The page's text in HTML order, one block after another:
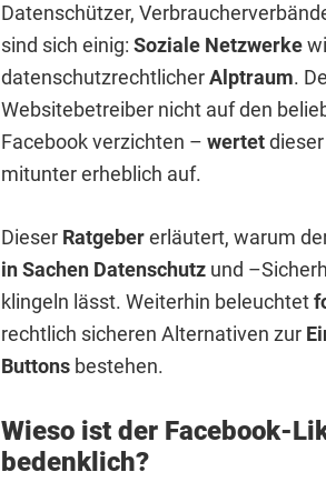
Datenschützer,
sind sich einig: Soziale Netzwerke
datenschutzrechtlicherAlptraum.
Websitebetreiber nicht auf den
Facebook verzichten – wertet
mitunter erheblich auf.
Dieser Ratgebererläutert, warum
in Sachen Datenschutz und
klingeln lässt. Weiterhin beleuchtet
rechtlich sicheren Alternativen zur
Buttons bestehen.
Wieso ist der Facebook-
bedenklich?